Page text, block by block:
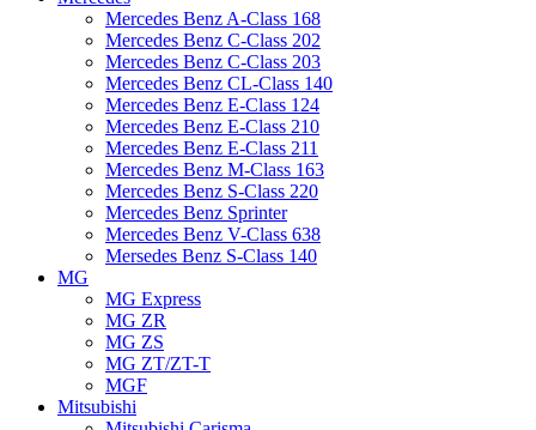
Mercedes Benz A-Class 168
Mercedes Benz C-Class 202
Mercedes Benz C-Class 203
Mercedes Benz CL-Class 140
Mercedes Benz E-Class 124
Mercedes Benz E-Class 210
Mercedes Benz E-Class 211
Mercedes Benz M-Class 163
Mercedes Benz S-Class 220
Mercedes Benz Sprinter
Mercedes Benz V-Class 638
Mersedes Benz S-Class 140
MG
MG Express
MG ZR
MG ZS
MG ZT/ZT-T
MGF
Mitsubishi